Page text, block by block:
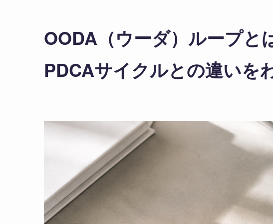
OODA（ウーダ）ループと
PDCAサイクルとの違いを